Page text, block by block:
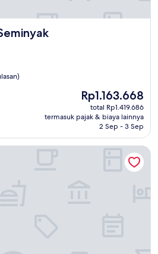
Harga
sekarang
Rp1.163.668
Rp1.163.668
total Rp1.419.686
termasuk pajak & biaya lainnya
2 Sep - 3 Sep